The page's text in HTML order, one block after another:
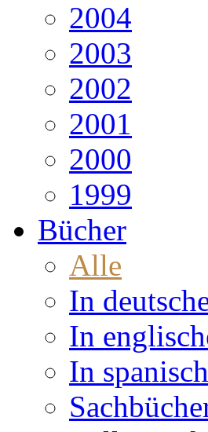
2004
2003
2002
2001
2000
1999
Bücher
Alle
In
In
In